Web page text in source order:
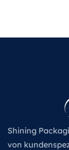
Shining
von